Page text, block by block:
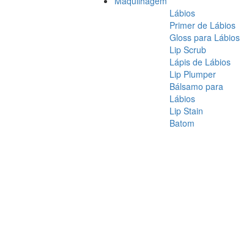
Lábios
Primer de Lábios
Gloss para Lábios
Lip Scrub
Lápis de Lábios
Lip Plumper
Bálsamo para
Lábios
Lip Stain
Batom